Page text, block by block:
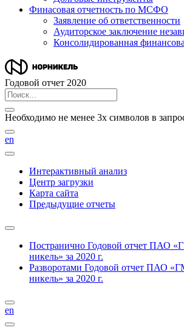
Финасовая отчетность по МСФО
Заявление об ответственности
Аудиторское заключение
Консолидированная
Годовой отчет 2020
Необходимо не менее 3х символов в
en
Интерактивный анализ
Центр загрузки
Карта сайта
Предыдущие отчеты
Постранично Годовой отчет ПАО
никель» за 2020 г.
Разворотами Годовой отчет ПАО
никель» за 2020 г.
en